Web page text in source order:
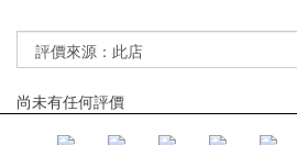
尚未有任何評價